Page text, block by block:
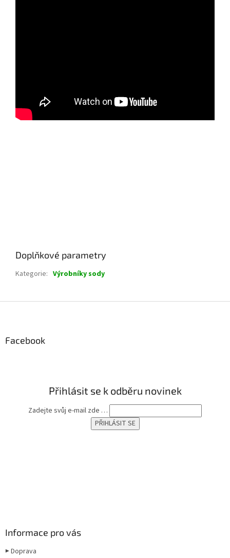
Doplňkové parametry
Kategorie: Výrobníky sody
Facebook
Přihlásit se k odběru novinek
Zadejte svůj e-mail zde …
Informace pro vás
▶ Doprava